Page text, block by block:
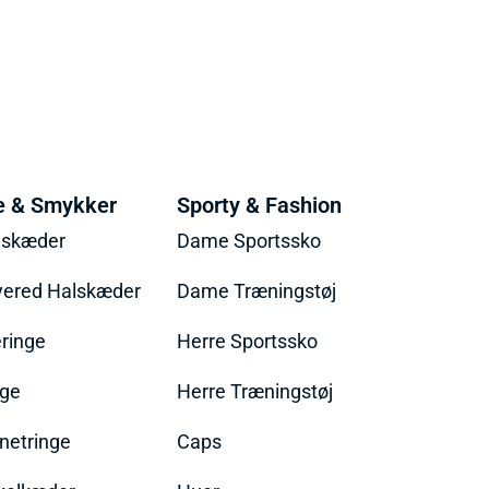
& Smykker
Halskæder
Sporty & Fashion
Dame Sportssko
Dame Træningstøj
Herre Sportssko
Herre Træningstøj
Caps